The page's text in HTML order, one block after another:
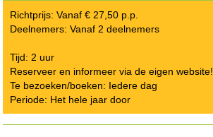
Richtprijs: Vanaf € 27,50 p.p.
Deelnemers: Vanaf 2 deelnemers
Tijd: 2 uur
Reserveer en informeer via de eigen website!
Te bezoeken/boeken: Iedere dag
Periode: Het hele jaar door